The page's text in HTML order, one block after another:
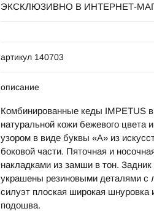
ЭКСКЛЮЗИВНО В ИНТЕРНЕТ-
артикул 140703
описание
Комбинированные кеды IMPETUS
натуральной кожи бежевого
узором в виде буквы «А» из
боковой части. Пяточная и
накладками из замши в тон.
украшены резиновыми деталями с
силуэт плоская широкая
подошва.